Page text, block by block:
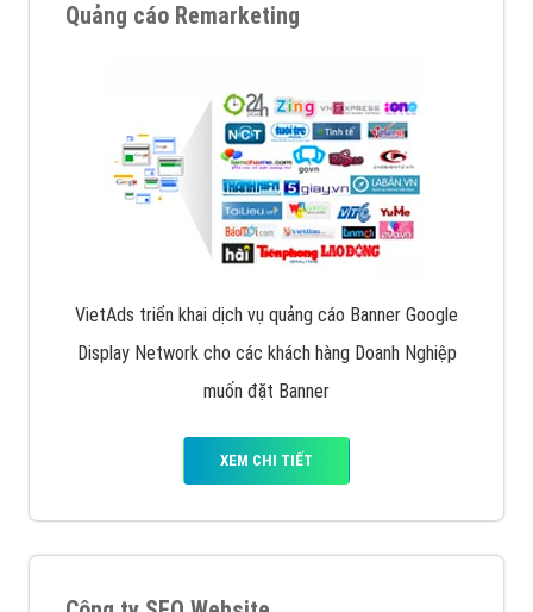
Quảng cáo Remarketing
VietAds triển khai dịch vụ quảng cáo Banner Google
Display Network cho các khách hàng Doanh Nghiệp
muốn đặt Banner
XEM CHI TIẾT